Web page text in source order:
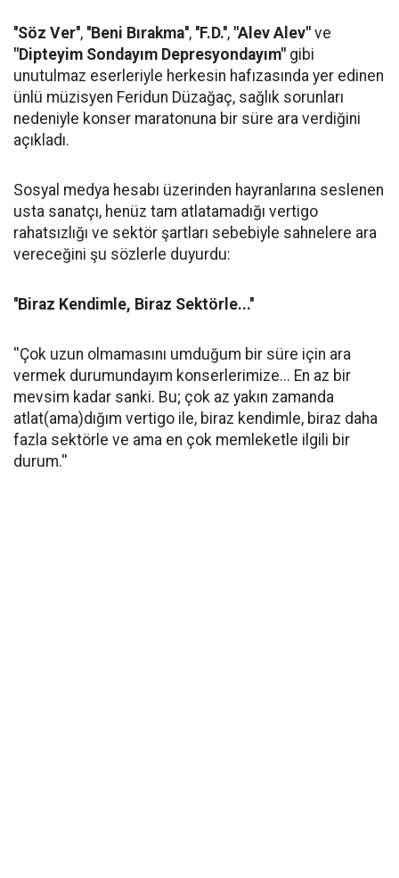
''Söz Ver'', ''Beni Bırakma'', ''F.D.'', "Alev Alev" ve
"Dipteyim Sondayım Depresyondayım" gibi
unutulmaz eserleriyle herkesin hafızasında yer edinen
ünlü müzisyen Feridun Düzağaç, sağlık sorunları
nedeniyle konser maratonuna bir süre ara verdiğini
açıkladı.
Sosyal medya hesabı üzerinden hayranlarına seslenen
usta sanatçı, henüz tam atlatamadığı vertigo
rahatsızlığı ve sektör şartları sebebiyle sahnelere ara
vereceğini şu sözlerle duyurdu:
''Biraz Kendimle, Biraz Sektörle...''
''Çok uzun olmamasını umduğum bir süre için ara
vermek durumundayım konserlerimize... En az bir
mevsim kadar sanki. Bu; çok az yakın zamanda
atlat(ama)dığım vertigo ile, biraz kendimle, biraz daha
fazla sektörle ve ama en çok memleketle ilgili bir
durum.''